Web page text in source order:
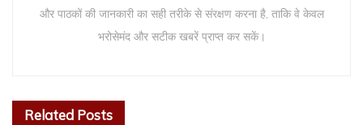
और पाठकों की जानकारी का सही तरीके से संरक्षण करना है, ताकि वे केवल
भरोसेमंद और सटीक खबरें प्राप्त कर सकें।
Related Posts